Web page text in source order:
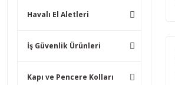
Havalı El Aletleri
İş Güvenlik Ürünleri
Kapı ve Pencere Kolları